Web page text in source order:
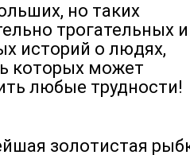
но таких
трогательных и
историй о людях,
которых может
любые трудности!
золотистая